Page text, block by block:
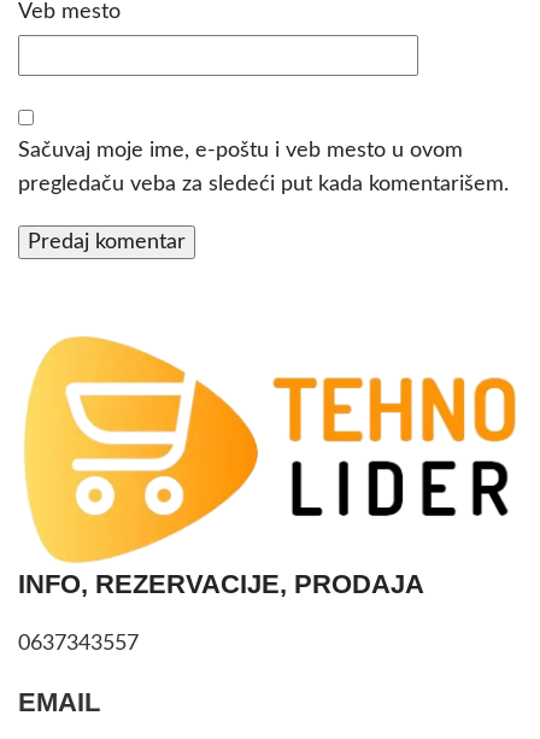
Veb mesto
Sačuvaj moje ime, e-poštu i veb mesto u ovom
pregledaču veba za sledeći put kada komentarišem.
INFO, REZERVACIJE, PRODAJA
0637343557
EMAIL